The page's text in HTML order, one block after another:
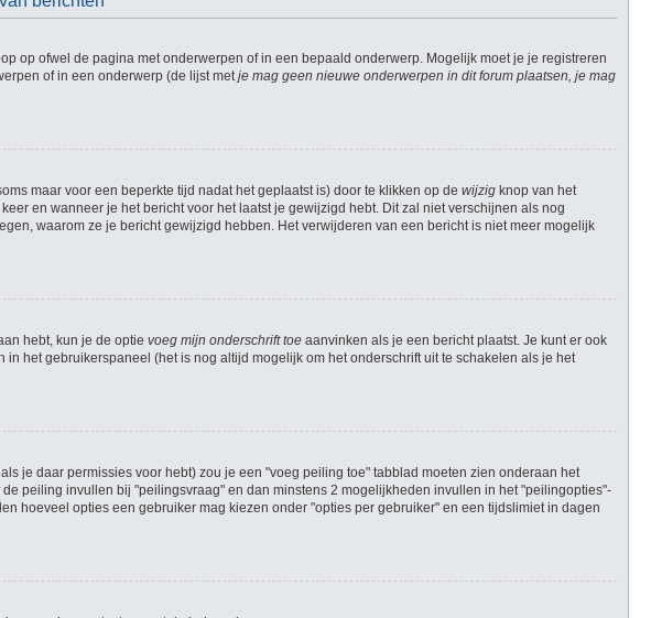
op ofwel de pagina met onderwerpen of in een bepaald onderwerp. Mogelijk moet je je registreren
of in een onderwerp (de lijst metje mag geen nieuwe onderwerpen in dit forum plaatsen, je mag
maar voor een beperkte tijd nadat het geplaatst is) door te klikken op de wijzig knop van het
en wanneer je het bericht voor het laatst je gewijzigd hebt. Dit zal niet verschijnen als nog
waarom ze je bericht gewijzigd hebben. Het verwijderen van een bericht is niet meer mogelijk
hebt, kun je de optie voeg mijn onderschrift toe aanvinken als je een bericht plaatst. Je kunt er ook
het gebruikerspaneel (het is nog altijd mogelijk om het onderschrift uit te schakelen als je het
je daar permissies voor hebt) zou je een "voeg peiling toe" tabblad moeten zien onderaan het
peiling invullen bij "peilingsvraag" en dan minstens 2 mogelijkheden invullen in het "peilingopties"-
hoeveel opties een gebruiker mag kiezen onder "opties per gebruiker" en een tijdslimiet in dagen